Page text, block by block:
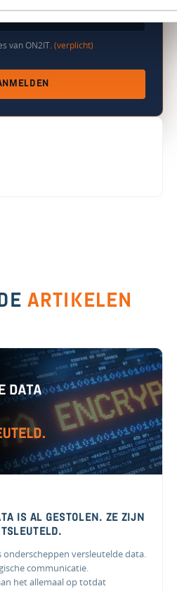
van ON2IT. (verplicht)
ARTIKELEN
IS AL GESTOLEN. ZE ZIJN
versleutelde data.
communicatie.
het allemaal op totdat